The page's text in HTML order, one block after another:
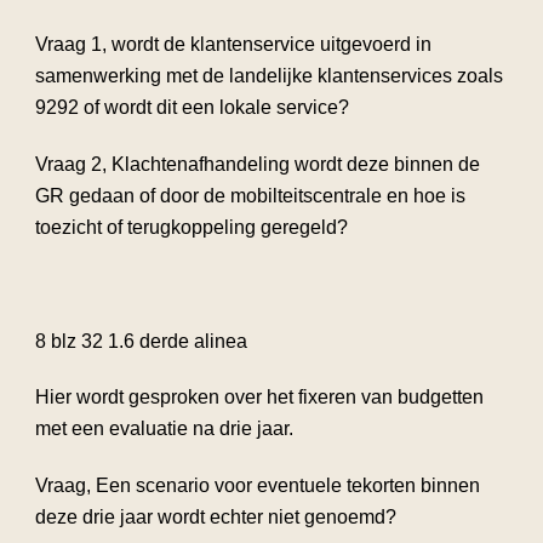
Vraag 1, wordt de klantenservice uitgevoerd in
samenwerking met de landelijke klantenservices zoals
9292 of wordt dit een lokale service?
Vraag 2, Klachtenafhandeling wordt deze binnen de
GR gedaan of door de mobilteitscentrale en hoe is
toezicht of terugkoppeling geregeld?
8 blz 32 1.6 derde alinea
Hier wordt gesproken over het fixeren van budgetten
met een evaluatie na drie jaar.
Vraag, Een scenario voor eventuele tekorten binnen
deze drie jaar wordt echter niet genoemd?